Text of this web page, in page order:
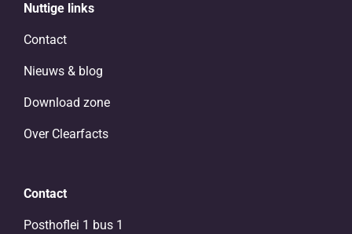
Nuttige links
Contact
Nieuws & blog
Download zone
Over Clearfacts
Contact
Posthoflei 1 bus 1